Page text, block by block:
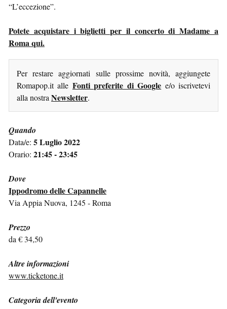
“L’eccezione”.
Potete acquistare i biglietti per il concerto di Madame a
Roma qui.
Per restare aggiornati sulle prossime novità, aggiungete
Romapop.it alle Fonti preferite di Google e/o iscrivetevi
alla nostra Newsletter.
Quando
Data/e: 5 Luglio 2022
Orario: 21:45 - 23:45
Dove
Ippodromo delle Capannelle
Via Appia Nuova, 1245 - Roma
Prezzo
da € 34,50
Altre informazioni
www.ticketone.it
Categoria dell'evento